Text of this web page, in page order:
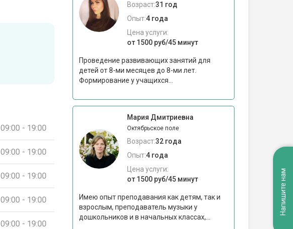
09:00 - 19:00
09:00 - 19:00
09:00 - 19:00
09:00 - 19:00
09:00 - 19:00
Возраст:31 год
Опыт:4 года
Цена услуги:
от 1500 руб/45 минут
Проведение развивающих занятий для
детей от 8-ми месяцев до 8-ми лет.
Формирование у учащихся...
Мария Дмитриевна
Октябрьское поле
Возраст:32 года
Опыт:4 года
Цена услуги:
от 1500 руб/45 минут
Имею опыт преподавания как детям, так и
взрослым, преподаватель музыки у
дошкольников и в начальных классах,...
Напишите нам